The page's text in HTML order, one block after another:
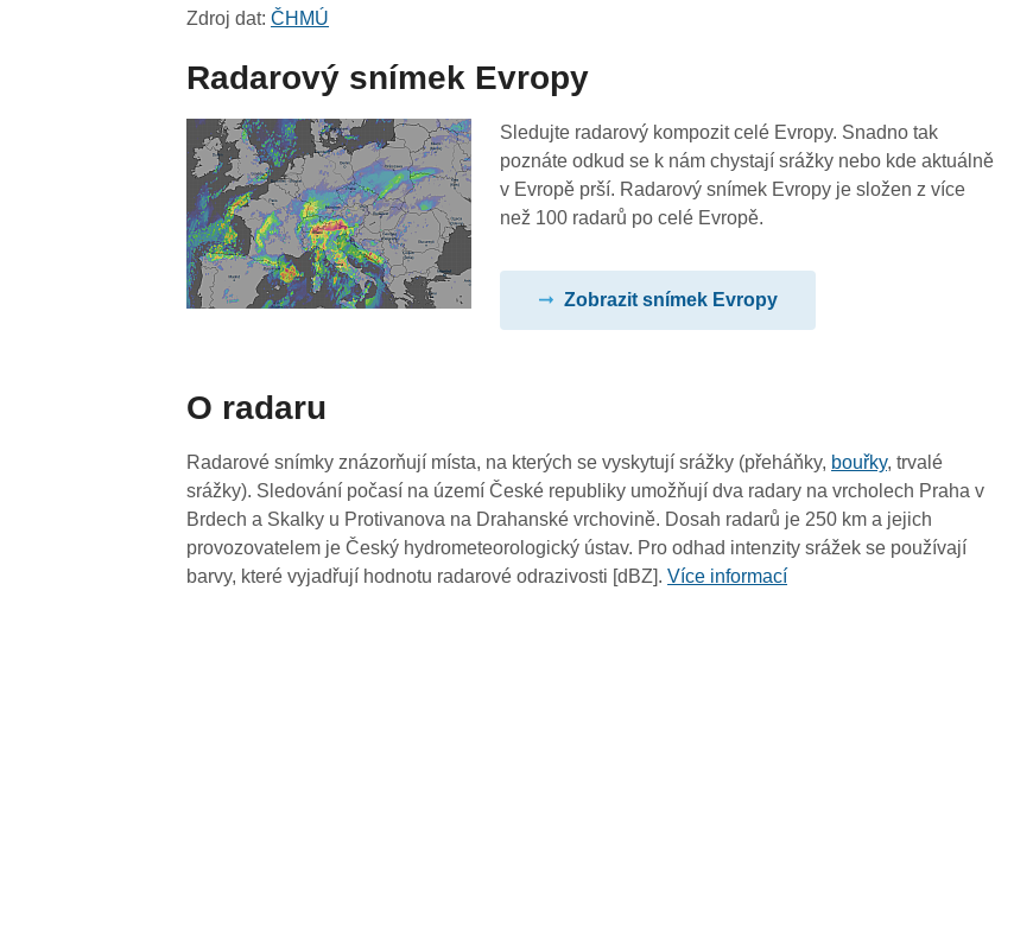
18:30
18:20
18:10
16:30
16:20
16:10
16:00
Zdroj dat:ČHMÚ
Radarový snímek Evropy
Sledujte radarový kompozit celé Evropy. Snadno tak
poznáte odkud se k nám chystají srážky nebo kde aktuálně
v Evropě prší. Radarový snímek Evropy je složen z více
než 100 radarů po celé Evropě.
Zobrazit snímek Evropy
O radaru
Radarové snímky znázorňují místa, na kterých se vyskytují srážky (přeháňky, bouřky, trvalé
srážky). Sledování počasí na území České republiky umožňují dva radary na vrcholech Praha v
Brdech a Skalky u Protivanova na Drahanské vrchovině. Dosah radarů je 250 km a jejich
provozovatelem je Český hydrometeorologický ústav. Pro odhad intenzity srážek se používají
barvy, které vyjadřují hodnotu radarové odrazivosti [dBZ].Více informací